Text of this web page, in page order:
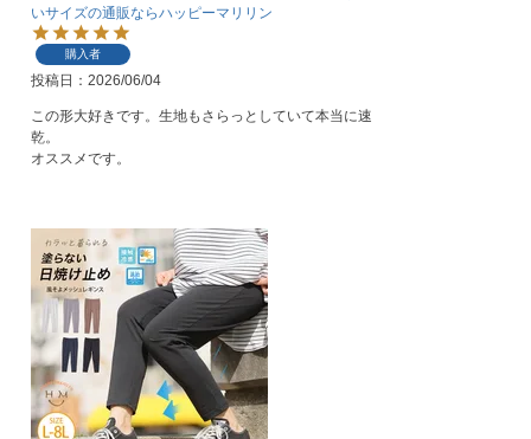
いサイズの通販ならハッピーマリリン
購入者
投稿日 2026/06/04
この形大好きです。生地もさらっとしていて本当に速
乾。
オススメです。